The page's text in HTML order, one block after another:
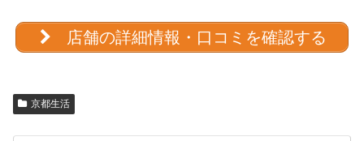
店舗の詳細情報・口コミを確認する
京都生活